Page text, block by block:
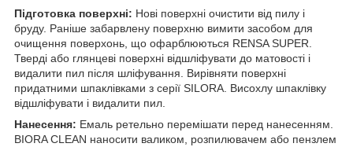
Підготовка поверхні: Нові поверхні очистити від пилу і
бруду. Раніше забарвлену поверхню вимити засобом для
очищення поверхонь, що офарблюються RENSA SUPER.
Тверді або глянцеві поверхні відшліфувати до матовості і
видалити пил після шліфування. Вирівняти поверхні
придатними шпаклівками з серії SILORA. Висохлу шпаклівку
відшліфувати і видалити пил.
Нанесення: Емаль ретельно перемішати перед нанесенням.
BIORA CLEAN наносити валиком, розпилювачем або пензлем